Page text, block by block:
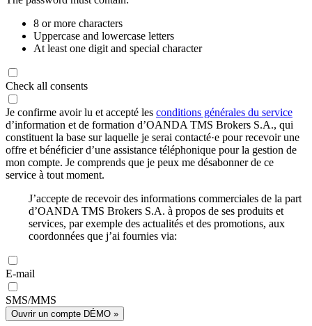
8 or more characters
Uppercase and lowercase letters
At least one digit and special character
Check all consents
Je confirme avoir lu et accepté les conditions générales du service
d’information et de formation d’OANDA TMS Brokers S.A., qui
constituent la base sur laquelle je serai contacté·e pour recevoir une
offre et bénéficier d’une assistance téléphonique pour la gestion de
mon compte. Je comprends que je peux me désabonner de ce
service à tout moment.
J’accepte de recevoir des informations commerciales de la part
d’OANDA TMS Brokers S.A. à propos de ses produits et
services, par exemple des actualités et des promotions, aux
coordonnées que j’ai fournies via:
E-mail
SMS/MMS
Ouvrir un compte DÉMO »